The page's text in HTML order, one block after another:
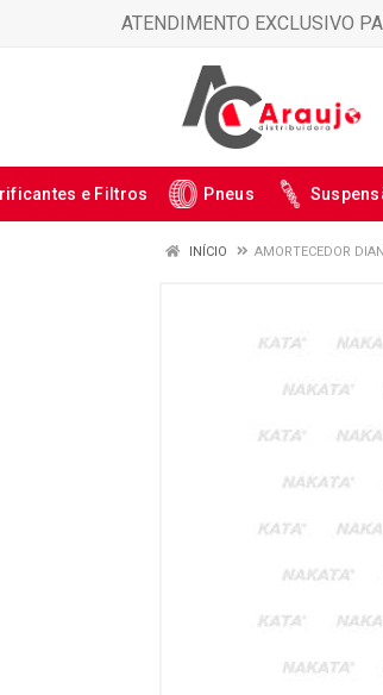
ATENDIMENTO EXCLUSIVO
e Filtros Pneus
INÍCIO AMORTECEDOR